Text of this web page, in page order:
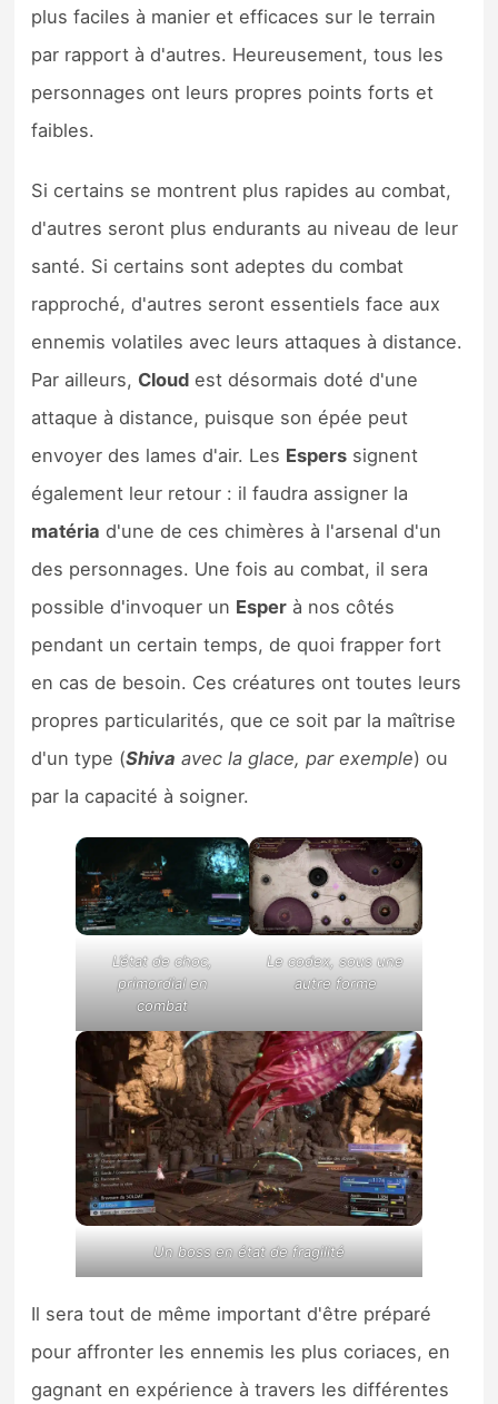
plus faciles à manier et efficaces sur le terrain
par rapport à d'autres. Heureusement, tous les
personnages ont leurs propres points forts et
faibles.
Si certains se montrent plus rapides au combat,
d'autres seront plus endurants au niveau de leur
santé. Si certains sont adeptes du combat
rapproché, d'autres seront essentiels face aux
ennemis volatiles avec leurs attaques à distance.
Par ailleurs, Cloud est désormais doté d'une
attaque à distance, puisque son épée peut
envoyer des lames d'air. Les Espers signent
également leur retour : il faudra assigner la
matéria d'une de ces chimères à l'arsenal d'un
des personnages. Une fois au combat, il sera
possible d'invoquer un Esper à nos côtés
pendant un certain temps, de quoi frapper fort
en cas de besoin. Ces créatures ont toutes leurs
propres particularités, que ce soit par la maîtrise
d'un type (Shiva avec la glace, par exemple) ou
par la capacité à soigner.
L’état de choc,
primordial en
combat
Le codex, sous une
autre forme
Un boss en état de fragilité
Il sera tout de même important d'être préparé
pour affronter les ennemis les plus coriaces, en
gagnant en expérience à travers les différentes